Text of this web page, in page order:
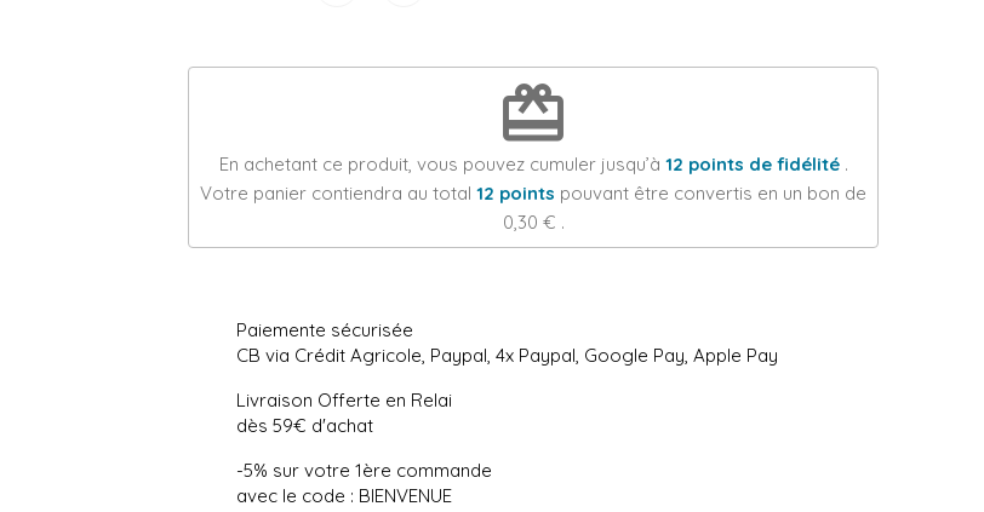
redeem
En achetant ce produit, vous pouvez cumuler jusqu’à 12 points de fidélité.
Votre panier contiendra au total 12 points pouvant être convertis en un bon de
0,30 € .
Paiemente sécurisée
CB via Crédit Agricole, Paypal, 4x Paypal, Google Pay, Apple Pay
Livraison Offerte en Relai
dès 59€ d'achat
-5% sur votre 1ère commande
avec le code : BIENVENUE